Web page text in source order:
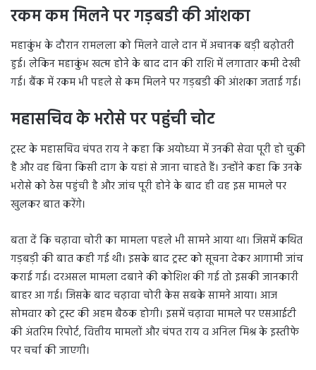
रकम कम मिलने पर गड़बडी की आंशका
महाकुंभ के दौरान रामलला को मिलने वाले दान में अचानक बड़ी बढ़ोतरी
हुई। लेकिन महाकुंभ खत्म होने के बाद दान की राशि में लगातार कमी देखी
गई। बैंक में रकम भी पहले से कम मिलने पर गड़बडी की आंशका जताई गई।
महासचिव के भरोसे पर पहुंची चोट
ट्रस्ट के महासचिव चंपत राय ने कहा कि अयोध्या में उनकी सेवा पूरी हो चुकी
है और वह बिना किसी दाग के यहां से जाना चाहते हैं। उन्होंने कहा कि उनके
भरोसे को ठेस पहुंची है और जांच पूरी होने के बाद ही वह इस मामले पर
खुलकर बात करेंगे।
बता दें कि चढ़ावा चोरी का मामला पहले भी सामने आया था। जिसमें कथित
गड़बड़ी की बात कही गई थी। इसके बाद ट्रस्ट को सूचना देकर आगामी जांच
कराई गई। दरअसल मामला दबाने की कोशिश की गई तो इसकी जानकारी
बाहर आ गई। जिसके बाद चढ़ावा चोरी केस सबके सामने आया। आज
सोमवार को ट्रस्ट की अहम बैठक होगी। इसमें चढ़ावा मामले पर एसआईटी
की अंतरिम रिपोर्ट, वित्तीय मामलों और चंपत राय व अनिल मिश्र के इस्तीफे
पर चर्चा की जाएगी।